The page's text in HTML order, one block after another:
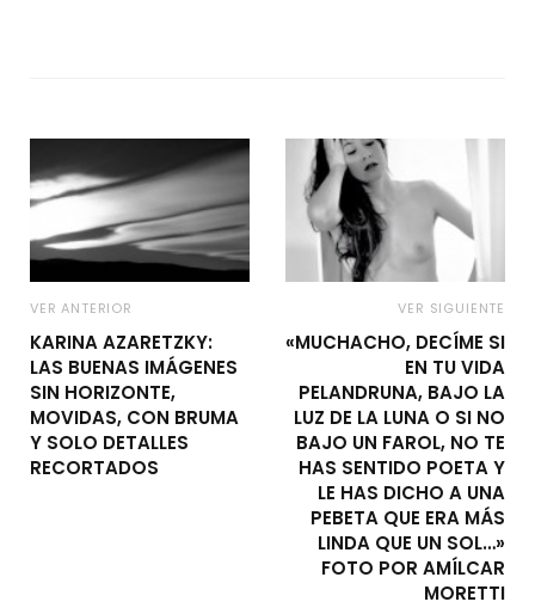
VER ANTERIOR
KARINA AZARETZKY:
LAS BUENAS IMÁGENES
SIN HORIZONTE,
MOVIDAS, CON BRUMA
Y SOLO DETALLES
RECORTADOS
VER SIGUIENTE
«MUCHACHO, DECÍME SI
EN TU VIDA
PELANDRUNA, BAJO LA
LUZ DE LA LUNA O SI NO
BAJO UN FAROL, NO TE
HAS SENTIDO POETA Y
LE HAS DICHO A UNA
PEBETA QUE ERA MÁS
LINDA QUE UN SOL…»
FOTO POR AMÍLCAR
MORETTI